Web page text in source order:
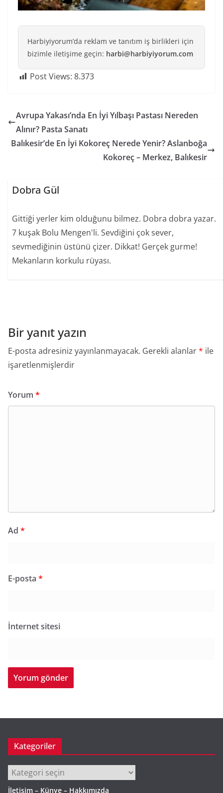
Harbiyiyorum’da reklam ve tanıtım iş birlikleri için
bizimle iletişime geçin: harbi@harbiyiyorum.com
Post Views: 8.373
Avrupa Yakası’nda En İyi Yılbaşı Pastası Nereden
Alınır? Pasta Sanatı
Balıkesir’de En İyi Kokoreç Nerede Yenir? Aslanboğa
Kokoreç – Merkez, Balıkesir
Dobra Gül
Gittiği yerler kim olduğunu bilmez. Dobra dobra yazar.
7 kuşak Bolu Mengen'li. Sevdiğini çok sever,
sevmediğinin üstünü çizer. Dikkat! Gerçek gurme!
Mekanların korkulu rüyası.
Bir yanıt yazın
E-posta adresiniz yayınlanmayacak. Gerekli alanlar* ile
işaretlenmişlerdir
Yorum *
Ad *
E-posta *
İnternet sitesi
Kategoriler
Kategoriler
İletişim – Künye – Hakkımızda